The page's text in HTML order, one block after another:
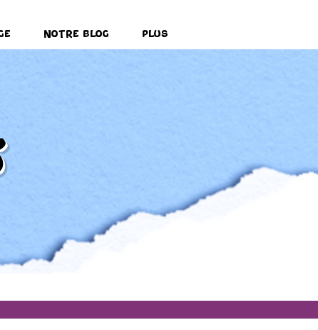
Notre Blog Plus